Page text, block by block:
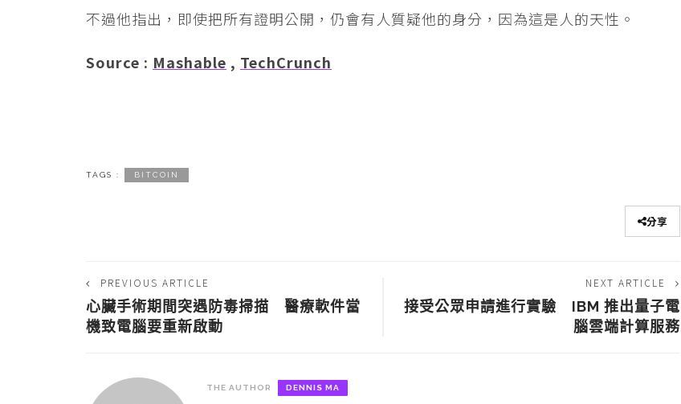
不過他指出，即使把所有證明公開，仍會有人質疑他的身分，因為這是人的天性。
Source : Mashable , TechCrunch
TAGS : BITCOIN
分享
PREVIOUS ARTICLE
心臟手術期間突遇防毒掃描 醫療軟件當
機致電腦要重新啟動
NEXT ARTICLE
接受公眾申請進行實驗 IBM 推出量子電
腦雲端計算服務
THE AUTHOR DENNIS MA